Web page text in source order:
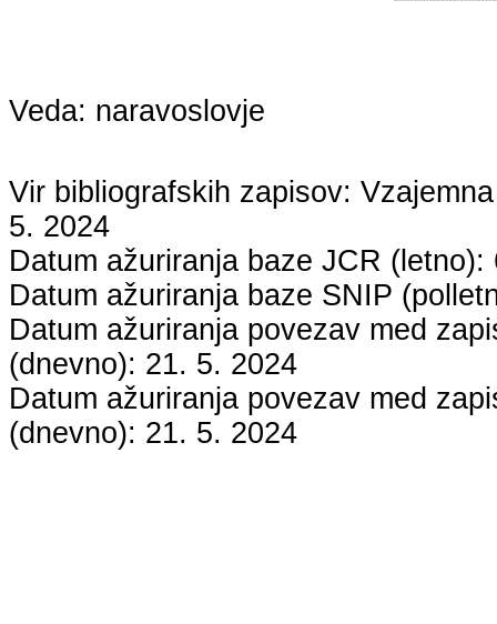
Veda: naravoslovje
Vir bibliografskih zapisov:
5. 2024
Datum ažuriranja baze JCR (letno):
Datum ažuriranja baze SNIP
Datum ažuriranja povezav med
(dnevno): 21. 5. 2024
Datum ažuriranja povezav med
(dnevno): 21. 5. 2024